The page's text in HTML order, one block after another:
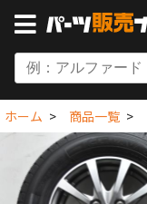
ホーム 商品一覧